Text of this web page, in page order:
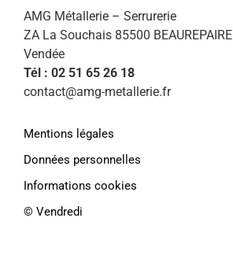
AMG Métallerie – Serrurerie
ZA La Souchais 85500 BEAUREPAIRE
Vendée
Tél : 02 51 65 26 18
contact@amg-metallerie.fr
Mentions légales
Données personnelles
Informations cookies
©️ Vendredi
Afin de vous proposer des services et
utilise des cookies. En continuant de
naviguer sur le site, vous déclarez
utilisation.
Paramétrer
En savoir plus